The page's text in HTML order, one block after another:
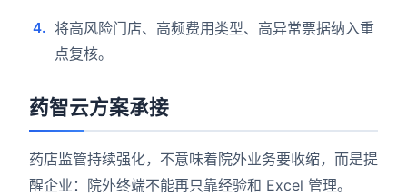
将高风险门店、高频费用类型、高异常票据纳入重
点复核。
药智云方案承接
药店监管持续强化，不意味着院外业务要收缩，而是提
醒企业：院外终端不能再只靠经验和 Excel 管理。